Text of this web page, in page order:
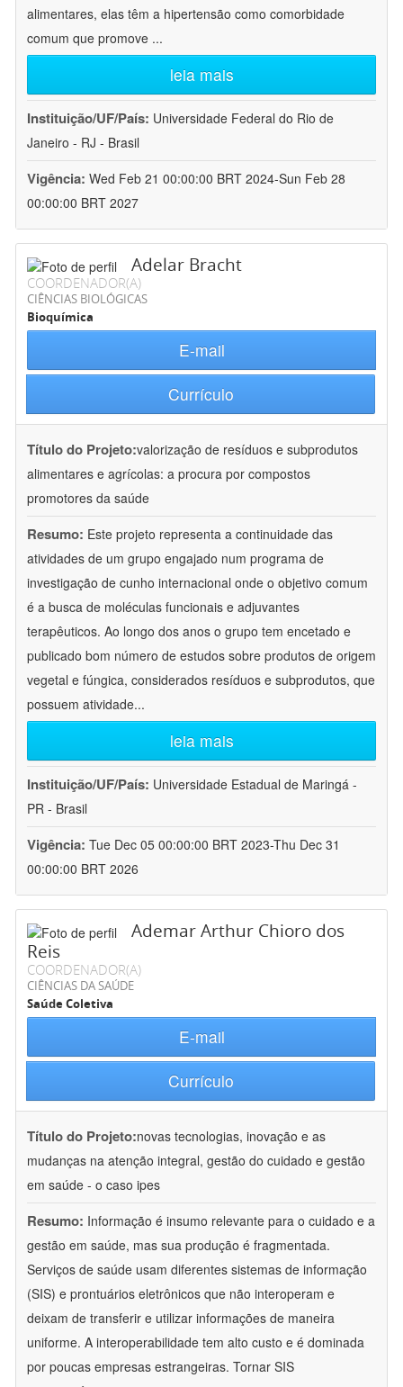
alimentares, elas têm a hipertensão como comorbidade
comum que promove ...
leia mais
Instituição/UF/País: Universidade Federal do Rio de
Janeiro - RJ - Brasil
Vigência: Wed Feb 21 00:00:00 BRT 2024-Sun Feb 28
00:00:00 BRT 2027
Adelar Bracht
COORDENADOR(A)
CIÊNCIAS BIOLÓGICAS
Bioquímica
E-mail
Currículo
Título do Projeto:valorização de resíduos e subprodutos
alimentares e agrícolas: a procura por compostos
promotores da saúde
Resumo: Este projeto representa a continuidade das
atividades de um grupo engajado num programa de
investigação de cunho internacional onde o objetivo comum
é a busca de moléculas funcionais e adjuvantes
terapêuticos. Ao longo dos anos o grupo tem encetado e
publicado bom número de estudos sobre produtos de origem
vegetal e fúngica, considerados resíduos e subprodutos, que
possuem atividade...
leia mais
Instituição/UF/País: Universidade Estadual de Maringá -
PR - Brasil
Vigência: Tue Dec 05 00:00:00 BRT 2023-Thu Dec 31
00:00:00 BRT 2026
Ademar Arthur Chioro dos
Reis
COORDENADOR(A)
CIÊNCIAS DA SAÚDE
Saúde Coletiva
E-mail
Currículo
Título do Projeto:novas tecnologias, inovação e as
mudanças na atenção integral, gestão do cuidado e gestão
em saúde - o caso ipes
Resumo: Informação é insumo relevante para o cuidado e a
gestão em saúde, mas sua produção é fragmentada.
Serviços de saúde usam diferentes sistemas de informação
(SIS) e prontuários eletrônicos que não interoperam e
deixam de transferir e utilizar informações de maneira
uniforme. A interoperabilidade tem alto custo e é dominada
por poucas empresas estrangeiras. Tornar SIS